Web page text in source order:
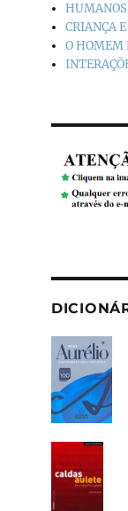
CRIANÇA
O HOMEM